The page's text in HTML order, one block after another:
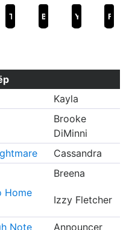
Kayla
Brooke
DiMinni
Cassandra
Breena
Home
Izzy Fletcher
Note Announcer